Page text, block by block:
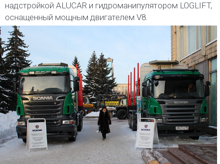
надстройкой ALUCAR и гидроманипулятором LOGLIFT,
оснащенный мощным двигателем V8.